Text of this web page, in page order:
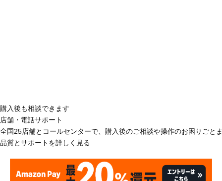
購入後も相談できます
店舗・電話サポート
全国25店舗とコールセンターで、購入後のご相談や操作のお困りごと
品質とサポートを詳しく見る